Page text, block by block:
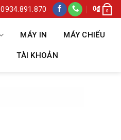
0934.891.870 0₫ 0
MÁY IN MÁY CHIẾU
TÀI KHOẢN